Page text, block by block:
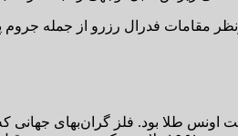
مقامات فدرال رزرو از جمله